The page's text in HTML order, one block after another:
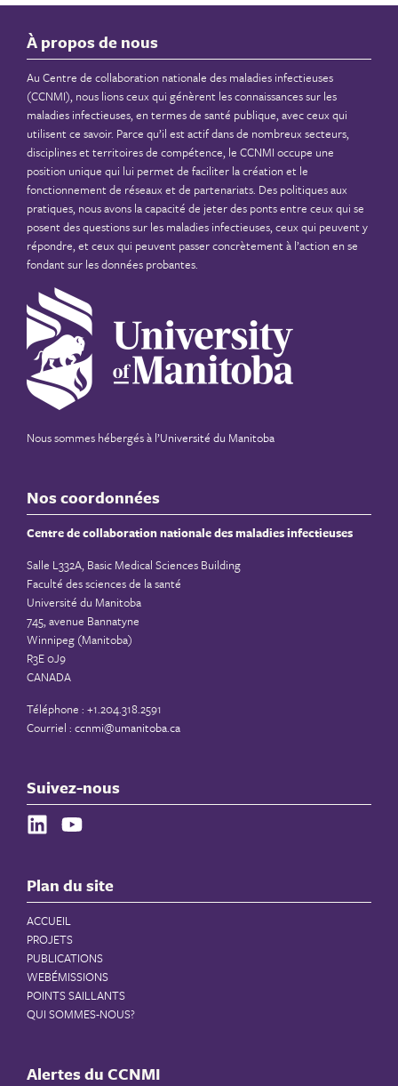
À propos de nous
Au Centre de collaboration nationale des maladies infectieuses
(CCNMI), nous lions ceux qui génèrent les connaissances sur les
maladies infectieuses, en termes de santé publique, avec ceux qui
utilisent ce savoir. Parce qu’il est actif dans de nombreux secteurs,
disciplines et territoires de compétence, le CCNMI occupe une
position unique qui lui permet de faciliter la création et le
fonctionnement de réseaux et de partenariats. Des politiques aux
pratiques, nous avons la capacité de jeter des ponts entre ceux qui se
posent des questions sur les maladies infectieuses, ceux qui peuvent y
répondre, et ceux qui peuvent passer concrètement à l’action en se
fondant sur les données probantes.
Nous sommes hébergés à l’Université du Manitoba
Nos coordonnées
Centre de collaboration nationale des maladies infectieuses
Salle L332A, Basic Medical Sciences Building
Faculté des sciences de la santé
Université du Manitoba
745, avenue Bannatyne
Winnipeg (Manitoba)
R3E 0J9
CANADA
Téléphone : +1.204.318.2591
Courriel : ccnmi@umanitoba.ca
Suivez-nous
Plan du site
ACCUEIL
PROJETS
PUBLICATIONS
WEBÉMISSIONS
POINTS SAILLANTS
QUI SOMMES-NOUS?
Alertes du CCNMI